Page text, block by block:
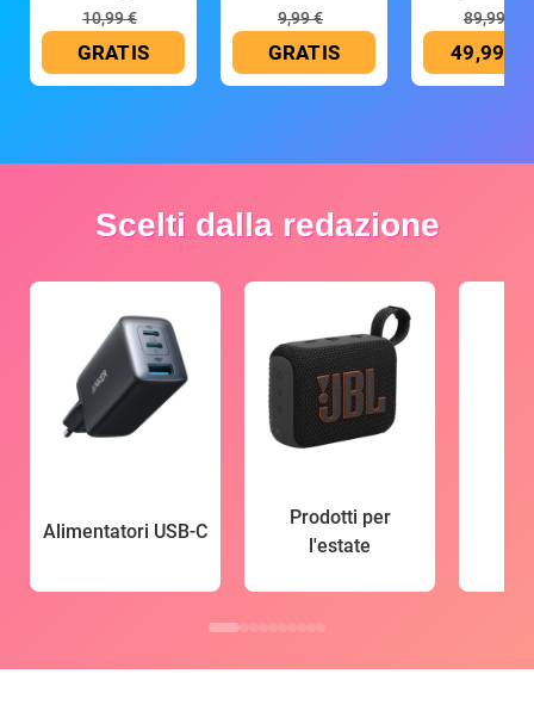
10,99 €
GRATIS
9,99 €
GRATIS
89,99 €
49,99 €
Scelti dalla redazione
Alimentatori USB-C
Prodotti per
l'estate